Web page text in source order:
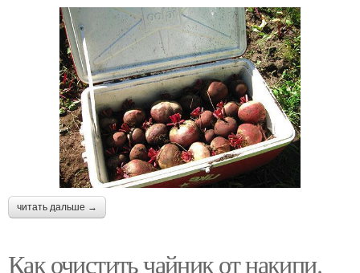
читать дальше →
Как очистить чайник от накипи.